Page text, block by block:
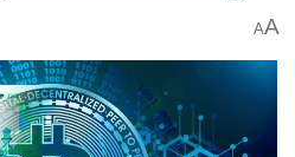
AA